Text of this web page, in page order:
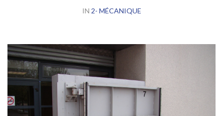
IN 2- MÉCANIQUE